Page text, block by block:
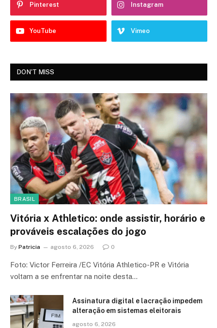
Pinterest Instagram
YouTube Vimeo
DON'T MISS
BRASIL
Vitória x Athletico: onde assistir, horário e
prováveis escalações do jogo
By Patricia agosto 6, 2026 0
Foto: Victor Ferreira /EC Vitória Athletico-PR e Vitória
voltam a se enfrentar na noite desta…
Assinatura digital e lacração impedem
alteração em sistemas eleitorais
agosto 6, 2026